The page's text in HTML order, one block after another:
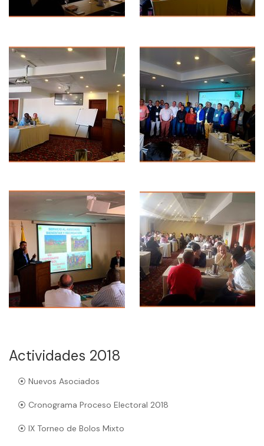
Actividades 2018
⦿ Nuevos Asociados
⦿ Cronograma Proceso Electoral 2018
⦿ IX Torneo de Bolos Mixto